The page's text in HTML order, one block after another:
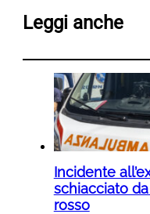
Leggi anche
Incidente
schiacciato
rosso